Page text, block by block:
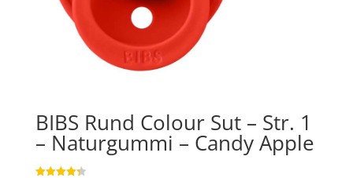
BIBS Rund Colour Sut – Str. 1
– Naturgummi – Candy Apple